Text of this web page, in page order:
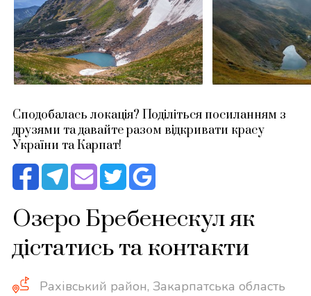
Сподобалась локація? Поділіться посиланням з
друзями та давайте разом відкривати красу
України та Карпат!
Озеро Бребенескул як
дістатись та контакти
Рахівський район, Закарпатська область